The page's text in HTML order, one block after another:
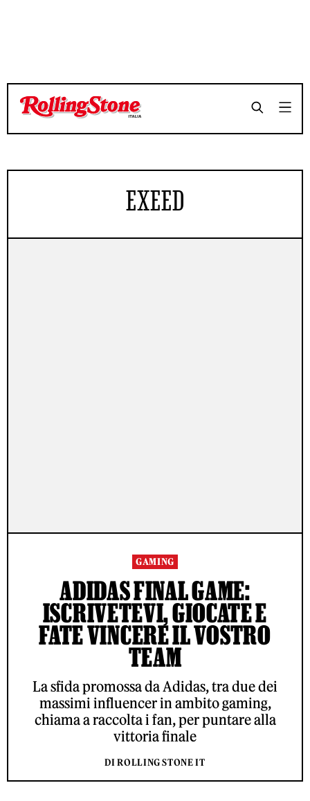
EXEED
GAMING
ADIDAS FINAL GAME:
ISCRIVETEVI, GIOCATE E
FATE VINCERE IL VOSTRO
TEAM
La sfida promossa da Adidas, tra due dei
massimi influencer in ambito gaming,
chiama a raccolta i fan, per puntare alla
vittoria finale
DI ROLLING STONE IT